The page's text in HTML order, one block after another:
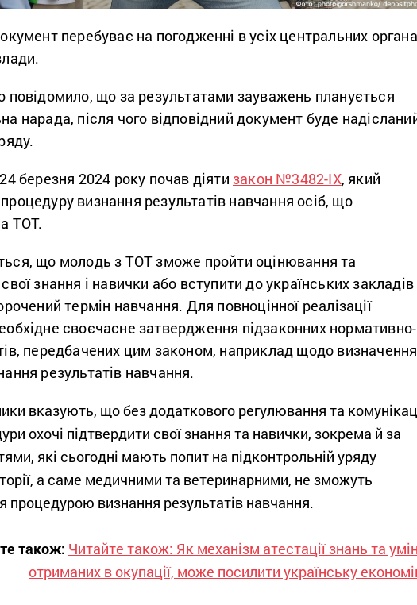
перебуває на погодженні в усіх центральних
повідомило, що за результатами зауважень планується
нарада, після чого відповідний документ буде
березня 2024 року почав діятизакон №3482-ІХ, який
визнання результатів навчання осіб, що
ТОТ.
що молодь з ТОТ зможе пройти оцінювання та
знання і навички або вступити до українських закладів
термін навчання. Для повноцінної реалізації
своєчасне затвердження підзаконних нормативно-
передбачених цим законом, наприклад щодо визначення
результатів навчання.
вказують, що без додаткового регулювання та
охочі підтвердити свої знання та навички, зокрема й за
які сьогодні мають попит на підконтрольній уряду
а саме медичними та ветеринарними, не зможуть
процедурою визнання результатів навчання.
також: Читайте також: Як механізм атестації знань та
отриманих в окупації, може посилити українську